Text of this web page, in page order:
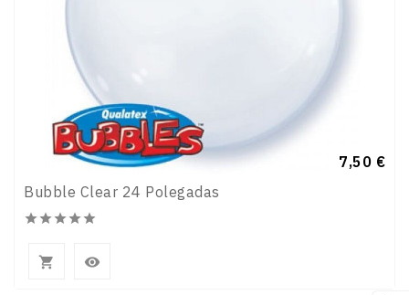
Preço
7,50 €
Bubble Clear 24 Polegadas

 